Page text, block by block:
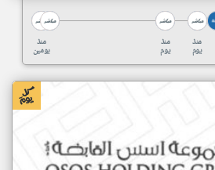
منذ
يومين
منذ
يوم
منذ
يوم